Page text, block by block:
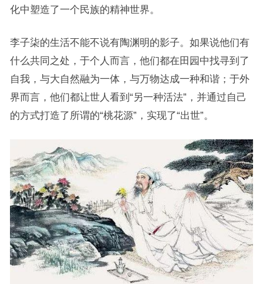
化中塑造了一个民族的精神世界。
李子柒的生活不能不说有陶渊明的影子。如果说他们有
什么共同之处，于个人而言，他们都在田园中找寻到了
自我，与大自然融为一体，与万物达成一种和谐；于外
界而言，他们都让世人看到“另一种活法”，并通过自己
的方式打造了所谓的“桃花源”，实现了“出世”。